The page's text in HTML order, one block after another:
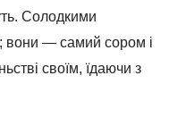
Солодкими
вони — самий сором і
своїм, їдаючи з